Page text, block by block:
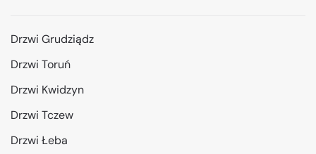
Drzwi Grudziądz
Drzwi Toruń
Drzwi Kwidzyn
Drzwi Tczew
Drzwi Łeba